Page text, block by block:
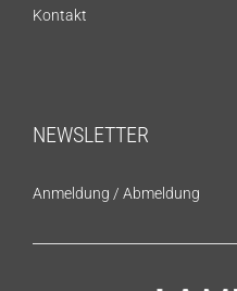
Kontakt
NEWSLETTER
Anmeldung / Abmeldung